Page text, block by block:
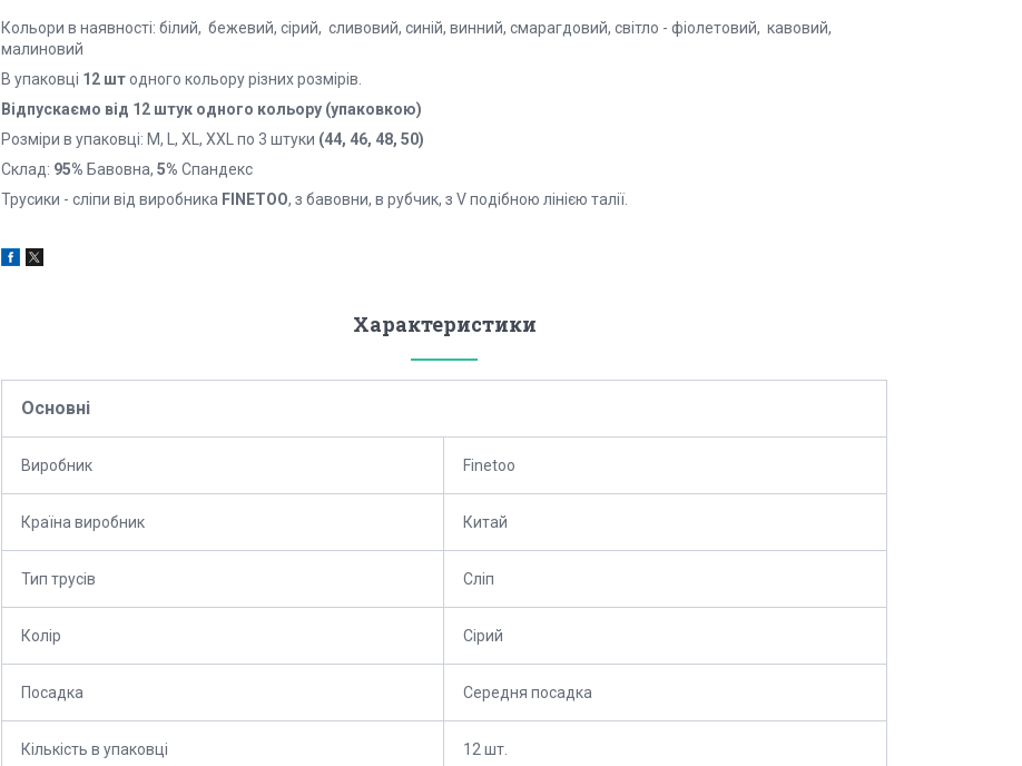
Кольори в наявності: білий, бежевий, сірий, сливовий, синій, винний, смарагдовий, світло - фіолетовий, кавовий,
малиновий
В упаковці 12 штодного кольору різних розмірів.
Відпускаємо від 12 штук одного кольору (упаковкою)
Розміри в упаковці: M, L, XL, XXL по 3 штуки (44, 46, 48, 50)
Склад: 95% Бавовна, 5% Спандекс
Трусики - сліпи від виробника FINETOO, з бавовни, в рубчик, з V подібною лінією талії.
Характеристики
Основні
Виробник Finetoo
Країна виробник Китай
Тип трусів Сліп
Колір Сірий
Посадка Середня посадка
Кількість в упаковці 12 шт.